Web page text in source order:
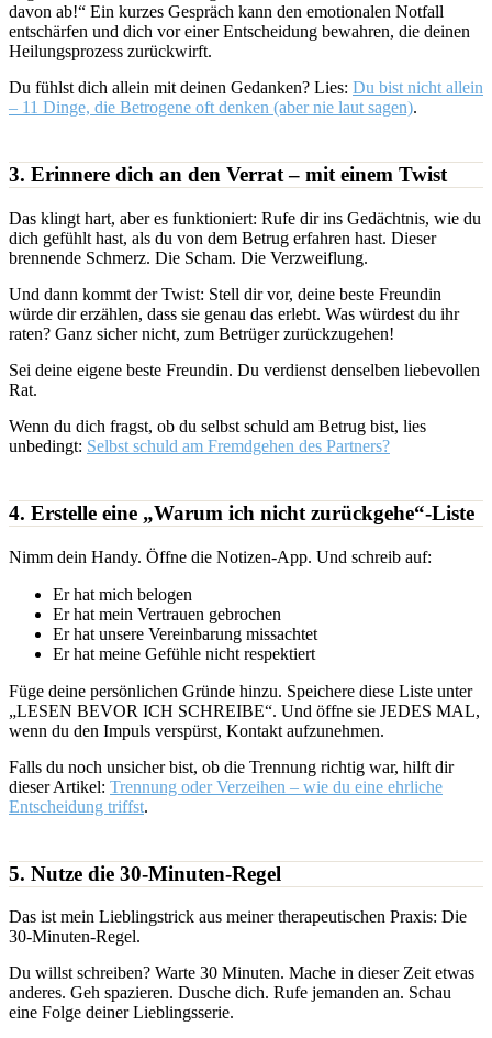
davon ab!“ Ein kurzes Gespräch kann den emotionalen Notfall
entschärfen und dich vor einer Entscheidung bewahren, die deinen
Heilungsprozess zurückwirft.
Du fühlst dich allein mit deinen Gedanken? Lies: Du bist nicht allein
– 11 Dinge, die Betrogene oft denken (aber nie laut sagen).
3. Erinnere dich an den Verrat – mit einem Twist
Das klingt hart, aber es funktioniert: Rufe dir ins Gedächtnis, wie du
dich gefühlt hast, als du von dem Betrug erfahren hast. Dieser
brennende Schmerz. Die Scham. Die Verzweiflung.
Und dann kommt der Twist: Stell dir vor, deine beste Freundin
würde dir erzählen, dass sie genau das erlebt. Was würdest du ihr
raten? Ganz sicher nicht, zum Betrüger zurückzugehen!
Sei deine eigene beste Freundin. Du verdienst denselben liebevollen
Rat.
Wenn du dich fragst, ob du selbst schuld am Betrug bist, lies
unbedingt: Selbst schuld am Fremdgehen des Partners?
4. Erstelle eine „Warum ich nicht zurückgehe“-Liste
Nimm dein Handy. Öffne die Notizen-App. Und schreib auf:
Er hat mich belogen
Er hat mein Vertrauen gebrochen
Er hat unsere Vereinbarung missachtet
Er hat meine Gefühle nicht respektiert
Füge deine persönlichen Gründe hinzu. Speichere diese Liste unter
„LESEN BEVOR ICH SCHREIBE“. Und öffne sie JEDES MAL,
wenn du den Impuls verspürst, Kontakt aufzunehmen.
Falls du noch unsicher bist, ob die Trennung richtig war, hilft dir
dieser Artikel: Trennung oder Verzeihen – wie du eine ehrliche
Entscheidung triffst.
5. Nutze die 30-Minuten-Regel
Das ist mein Lieblingstrick aus meiner therapeutischen Praxis: Die
30-Minuten-Regel.
Du willst schreiben? Warte 30 Minuten. Mache in dieser Zeit etwas
anderes. Geh spazieren. Dusche dich. Rufe jemanden an. Schau
eine Folge deiner Lieblingsserie.